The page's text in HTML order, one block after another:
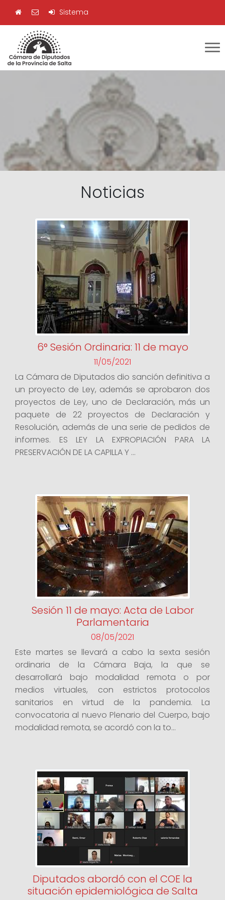
Sistema
Noticias
6° Sesión Ordinaria: 11 de mayo
11/05/2021
La Cámara de Diputados dio sanción definitiva a
un proyecto de Ley, además se aprobaron dos
proyectos de Ley, uno de Declaración, más un
paquete de 22 proyectos de Declaración y
Resolución, además de una serie de pedidos de
informes. ES LEY LA EXPROPIACIÓN PARA LA
PRESERVACIÓN DE LA CAPILLA Y ...
Sesión 11 de mayo: Acta de Labor
Parlamentaria
08/05/2021
Este martes se llevará a cabo la sexta sesión
ordinaria de la Cámara Baja, la que se
desarrollará bajo modalidad remota o por
medios virtuales, con estrictos protocolos
sanitarios en virtud de la pandemia. La
convocatoria al nuevo Plenario del Cuerpo, bajo
modalidad remota, se acordó con la to...
Diputados abordó con el COE la
situación epidemiológica de Salta